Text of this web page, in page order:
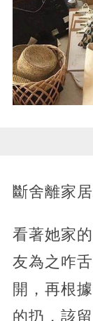
斷舍離家
看著她家
友為之咋
開，再根
的扔，該